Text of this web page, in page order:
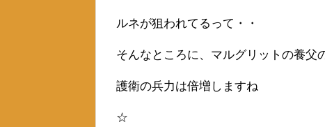
ルネが狙われてるって・・
そんなところに、マルグリットの養父
護衛の兵力は倍増しますね
☆